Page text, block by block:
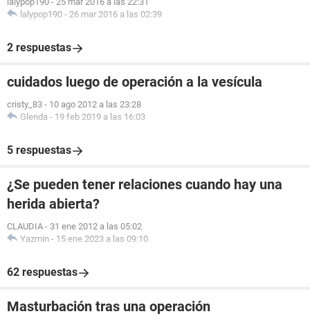
lalypop190 - 26 mar 2016 a las 02:39
2 respuestas
cuidados luego de operación a la vesícula
cristy_83 - 10 ago 2012 a las 23:28
Glenda - 19 feb 2019 a las 16:03
5 respuestas
¿Se pueden tener relaciones cuando hay una
herida abierta?
CLAUDIA - 31 ene 2012 a las 05:02
Yazmin - 15 ene 2023 a las 09:10
62 respuestas
Masturbación tras una operación